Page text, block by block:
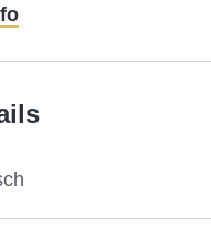
uitstekende zichtlocatie,
rust met een
woonomgeving,
kantoor, showroom,
vierkantshoeve werd